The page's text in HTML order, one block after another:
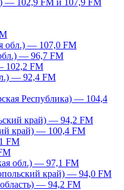
— 102,9 FM и 107,9 FM
обл.) — 107,0 FM
— 96,7 FM
102,2 FM
— 92,4 FM
Республика) — 104,4
край) — 94,2 FM
край) — 100,4 FM
FM
обл.) — 97,1 FM
край) — 94,0 FM
— 94,2 FM